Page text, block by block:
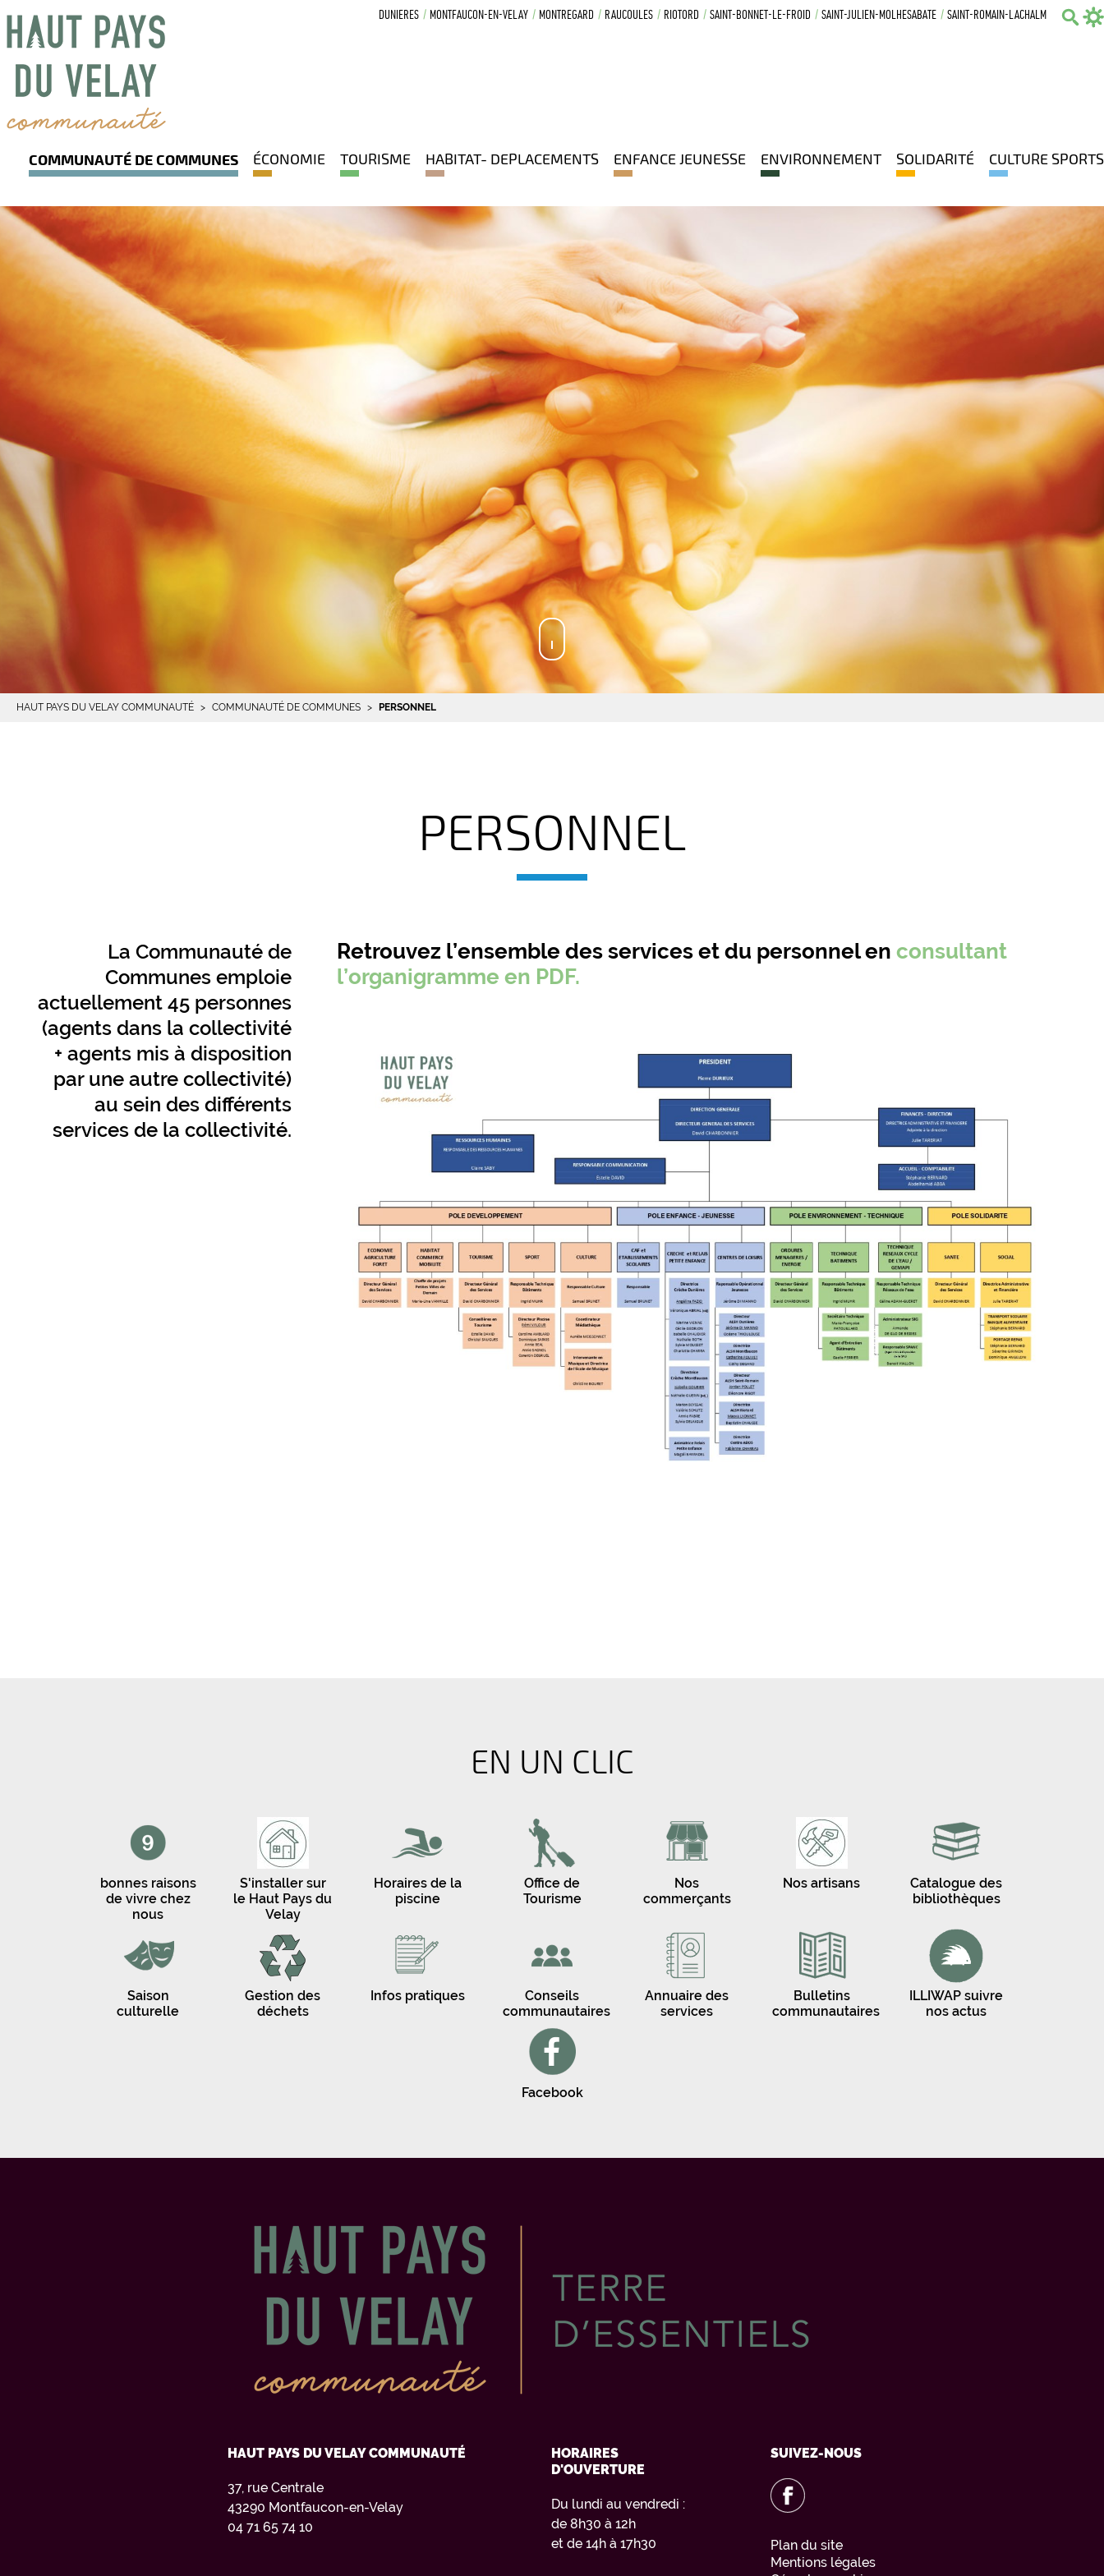
DUNIERES MONTFAUCON-EN-VELAY MONTREGARD RAUCOULES RIOTORD SAINT-BONNET-LE-FROID SAINT-JULIEN-MOLHESABATE SAINT-ROMAIN-LACHALM
COMMUNAUTÉ DE COMMUNES ÉCONOMIE TOURISME HABITAT- DEPLACEMENTS ENFANCE JEUNESSE ENVIRONNEMENT SOLIDARITÉ CULTURE SPORTS
HAUT PAYS DU VELAY COMMUNAUTÉ COMMUNAUTÉ DE COMMUNES PERSONNEL
PERSONNEL
La Communauté de
Communes emploie
actuellement 45 personnes
(agents dans la collectivité
+ agents mis à disposition
par une autre collectivité)
au sein des différents
services de la collectivité.
Retrouvez l’ensemble des services et du personnel en consultant
l’organigramme en PDF.
EN UN CLIC
bonnes raisons
de vivre chez
nous
S'installer sur
le Haut Pays du
Velay
Horaires de la
piscine
Office de
Tourisme
Nos
commerçants
Nos artisans
Catalogue des
bibliothèques
Saison
culturelle
Gestion des
déchets
Infos pratiques
Conseils
communautaires
Annuaire des
services
Bulletins
communautaires
ILLIWAP suivre
nos actus
Facebook
HAUT PAYS DU VELAY COMMUNAUTÉ
37, rue Centrale
43290 Montfaucon-en-Velay
04 71 65 74 10
HORAIRES
D'OUVERTURE
Du lundi au vendredi :
de 8h30 à 12h
et de 14h à 17h30
SUIVEZ-NOUS
Plan du site
Mentions légales